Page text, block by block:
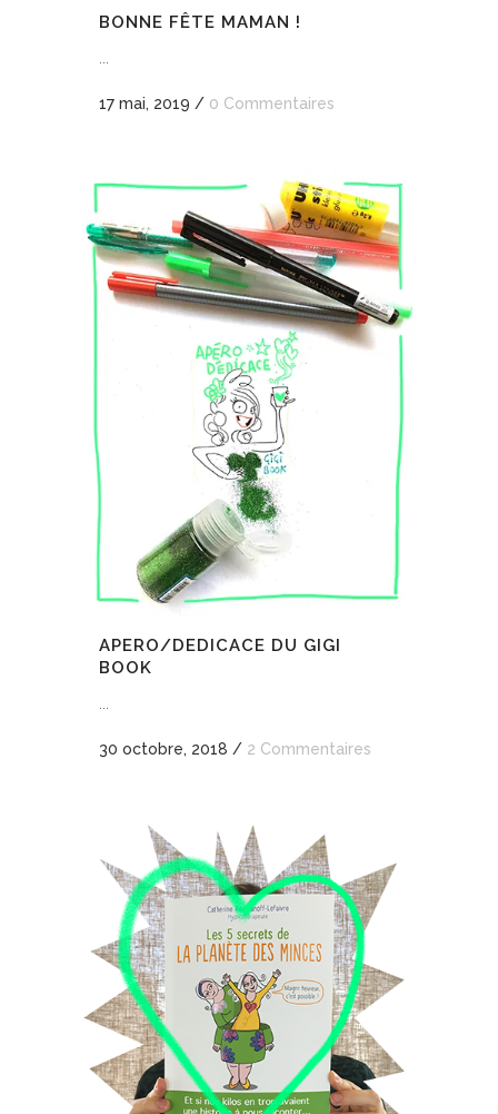
BONNE FÊTE MAMAN !
17 mai, 2019 / 0 Commentaires
APERO/DEDICACE DU GIGI
BOOK
30 octobre, 2018 / 2 Commentaires